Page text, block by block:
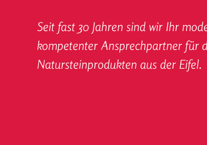
Seit fast 30 Jahren sind wir Ihr
kompetenter Ansprech­partner für
Naturstein­produkten aus der Eifel.